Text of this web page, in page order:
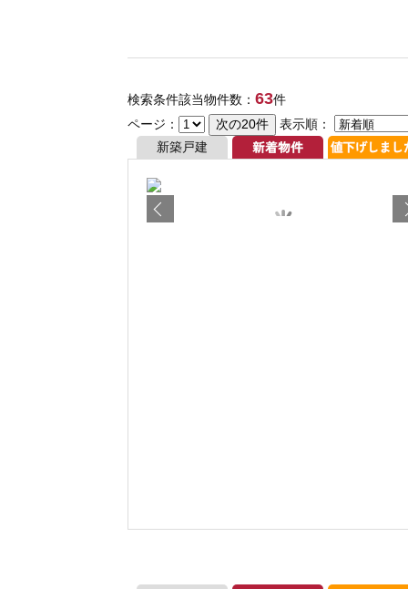
検索条件該当物件数： 63件
ページ：
表示順：
新築戸建